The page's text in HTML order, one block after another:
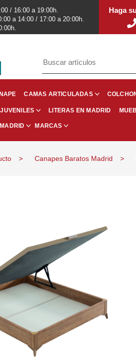
/ 16:00 a 19:00h.
a 14:00 / 17:00 a 20:00h.
Haga
CAMAS ARTICULADAS
LITERAS EN MADRID
MARCAS
Canapes Baratos Madrid